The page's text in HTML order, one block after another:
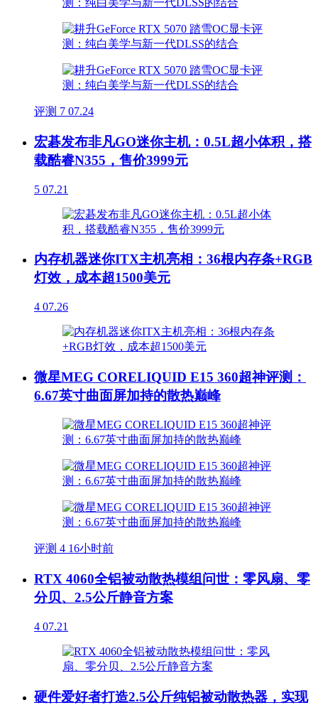
评测 7 07.24
宏碁发布非凡GO迷你主机：0.5L超小体积，搭
载酷睿N355，售价3999元
5 07.21
内存机器迷你ITX主机亮相：36根内存条+RGB
灯效，成本超1500美元
4 07.26
微星MEG CORELIQUID E15 360超神评测：
6.67英寸曲面屏加持的散热巅峰
评测 4 16小时前
RTX 4060全铝被动散热模组问世：零风扇、零
分贝、2.5公斤静音方案
4 07.21
硬件爱好者打造2.5公斤纯铝被动散热器，实现